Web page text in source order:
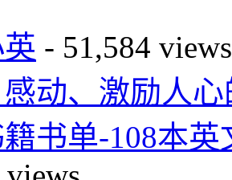
- 51,584 views
动、激励人
书单-108本